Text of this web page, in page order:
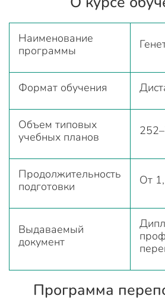
Наименование
программы
Формат обучения
Объем типовых
учебных планов
Продолжительность
подготовки
От
Выдаваемый
документ
Программа